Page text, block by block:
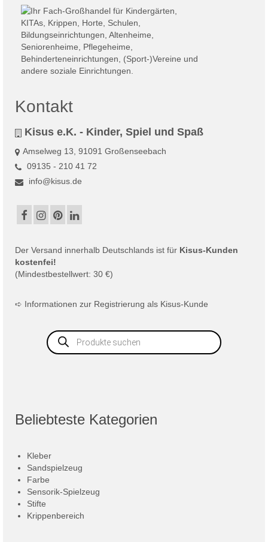
Kontakt
Kisus e.K. - Kinder, Spiel und Spaß
Amselweg 13, 91091 Großenseebach
09135 - 210 41 72
info@kisus.de
Der Versand innerhalb Deutschlands ist für Kisus-Kunden
kostenfei!
(Mindestbestellwert: 30 €)
➪ Informationen zur Registrierung als Kisus-Kunde
Products
search
Beliebteste Kategorien
Kleber
Sandspielzeug
Farbe
Sensorik-Spielzeug
Stifte
Krippenbereich